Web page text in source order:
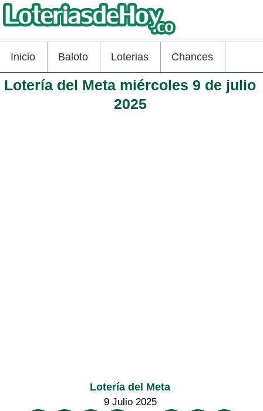
Inicio Baloto Loterias Chances
Lotería del Meta miércoles 9 de julio
2025
Lotería del Meta
9 Julio 2025